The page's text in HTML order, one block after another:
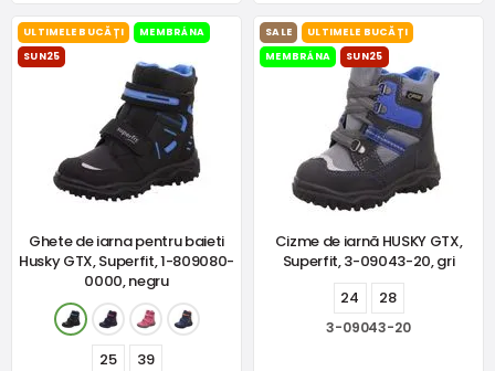
ULTIMELE BUCĂȚI
MEMBRÁNA
SUN25
Ghete de iarna pentru baieti
Husky GTX, Superfit, 1-809080-
0000, negru
25 39
SALE
ULTIMELE BUCĂȚI
MEMBRÁNA
SUN25
Cizme de iarnă HUSKY GTX,
Superfit, 3-09043-20, gri
24
28
3-09043-20